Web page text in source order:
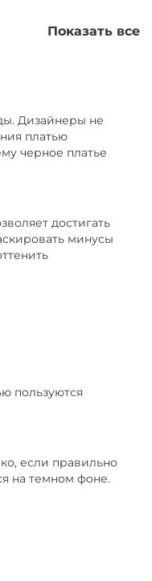
Показать все
Дизайнеры не
платью
черное платье
достигать
минусы
пользуются
если правильно
на темном фоне.